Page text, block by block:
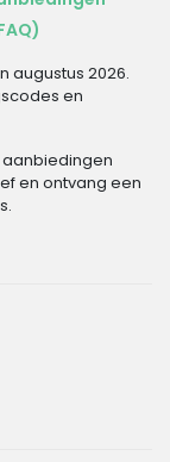
augustus 2026.
en
en ontvang een